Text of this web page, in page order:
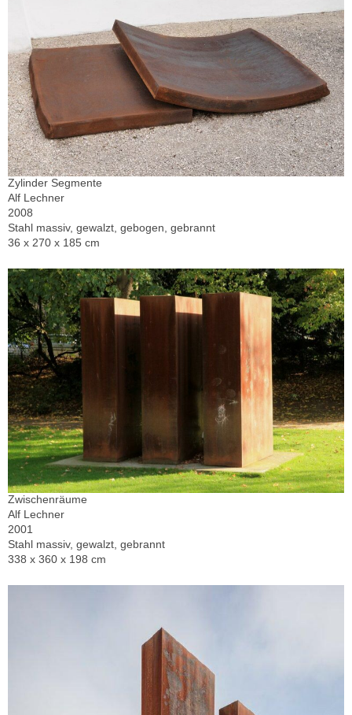
Zylinder Segmente
Alf Lechner
2008
Stahl massiv, gewalzt, gebogen, gebrannt
36 x 270 x 185 cm
Zwischenräume
Alf Lechner
2001
Stahl massiv, gewalzt, gebrannt
338 x 360 x 198 cm